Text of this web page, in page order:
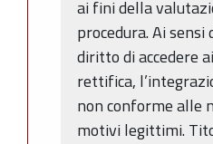
ai fini della
procedura. Ai
diritto di accedere
rettifica,
non conforme alle
motivi legittimi.